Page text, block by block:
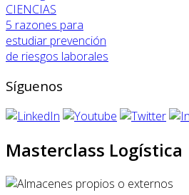
CIENCIAS
5 razones para
estudiar prevención
de riesgos laborales
Síguenos
Masterclass Logística